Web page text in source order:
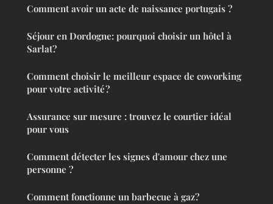
Comment avoir un acte de naissance portugais ?
Séjour en Dordogne: pourquoi choisir un hôtel à
Sarlat?
Comment choisir le meilleur espace de coworking
pour votre activité ?
Assurance sur mesure : trouvez le courtier idéal
pour vous
Comment détecter les signes d'amour chez une
personne ?
Comment fonctionne un barbecue à gaz?